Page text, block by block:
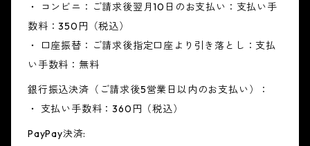
・ コンビニ：ご請求後翌月10日のお支払い：支払い手
数料：350円（税込）
・ 口座振替：ご請求後指定口座より引き落とし：支払
い手数料：無料
銀行振込決済（ご請求後5営業日以内のお支払い）：
・ 支払い手数料：360円（税込）
PayPay決済: